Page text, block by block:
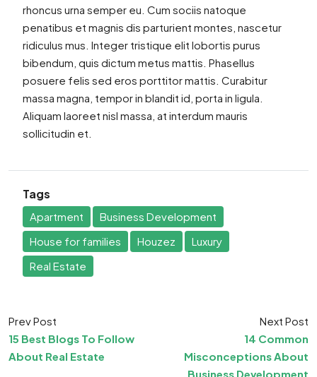
rhoncus urna semper eu. Cum sociis natoque
penatibus et magnis dis parturient montes, nascetur
ridiculus mus. Integer tristique elit lobortis purus
bibendum, quis dictum metus mattis. Phasellus
posuere felis sed eros porttitor mattis. Curabitur
massa magna, tempor in blandit id, porta in ligula.
Aliquam laoreet nisl massa, at interdum mauris
sollicitudin et.
Tags
Apartment
Business Development
House for families
Houzez
Luxury
Real Estate
Prev Post
15 Best Blogs To Follow
About Real Estate
Next Post
14 Common
Misconceptions About
Business Development